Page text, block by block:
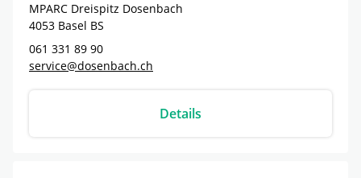
MPARC Dreispitz Dosenbach
4053 Basel BS
061 331 89 90
service@dosenbach.ch
Details